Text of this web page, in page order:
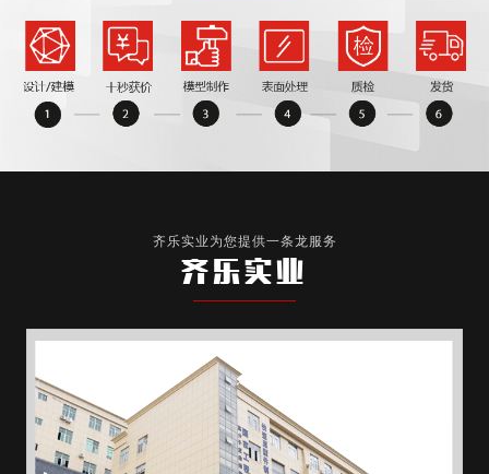
齐乐实业为您提供一条龙服务
齐乐实业